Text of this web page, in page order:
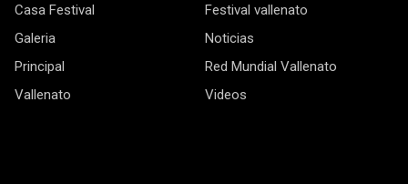
Casa Festival
Festival vallenato
Galeria
Noticias
Principal
Red Mundial Vallenato
Vallenato
Videos